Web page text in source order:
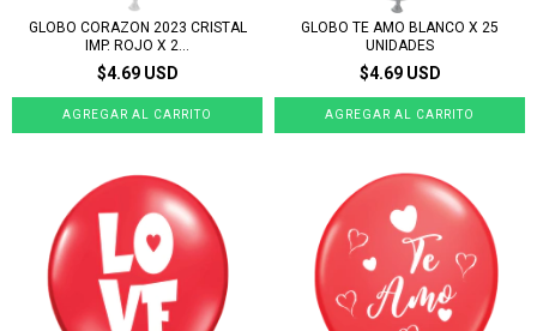
GLOBO CORAZON 2023 CRISTAL
IMP. ROJO X 2...
$4.69 USD
GLOBO TE AMO BLANCO X 25
UNIDADES
$4.69 USD